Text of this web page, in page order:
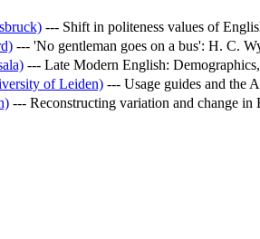
--- Shift in politeness values of
--- 'No gentleman goes on a bus': H. C.
--- Late Modern English:
of Leiden) --- Usage guides and the
--- Reconstructing variation and change